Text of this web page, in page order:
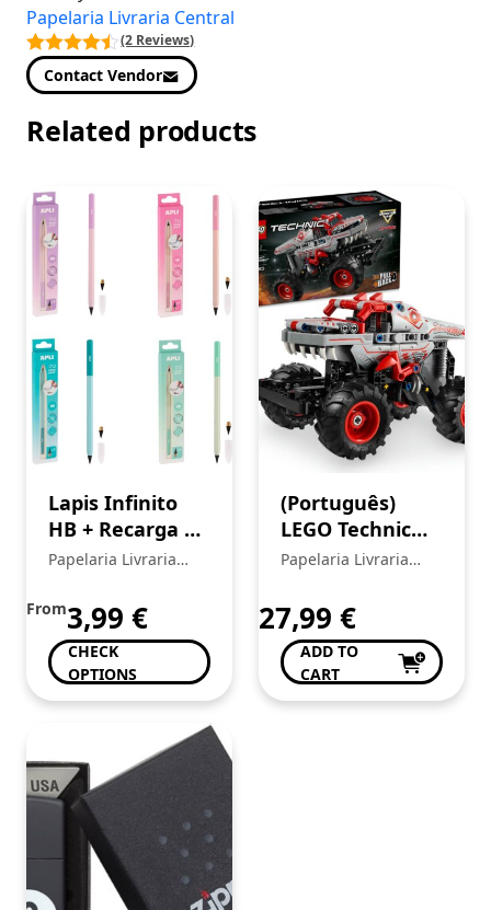
Papelaria Livraria Central
(2 Reviews)
Contact Vendor
Related products
Lapis Infinito
HB + Recarga de
Mina Apli
19933
Papelaria Livraria
From3,99 €
CHECK
OPTIONS
(Português)
LEGO Technic
42200 – Pull-
Jam™
ThunderROARus™
Papelaria Livraria
27,99 €
ADD TO
CART